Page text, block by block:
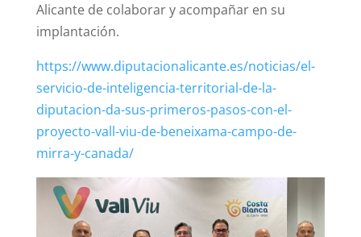
Alicante de colaborar y acompañar en su
implantación.
https://www.diputacionalicante.es/noticias/el-
servicio-de-inteligencia-territorial-de-la-
diputacion-da-sus-primeros-pasos-con-el-
proyecto-vall-viu-de-beneixama-campo-de-
mirra-y-canada/